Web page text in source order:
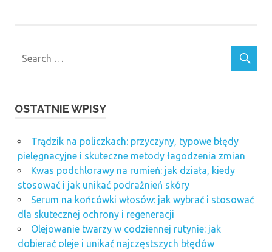
OSTATNIE WPISY
Trądzik na policzkach: przyczyny, typowe błędy
pielęgnacyjne i skuteczne metody łagodzenia zmian
Kwas podchlorawy na rumień: jak działa, kiedy
stosować i jak unikać podrażnień skóry
Serum na końcówki włosów: jak wybrać i stosować
dla skutecznej ochrony i regeneracji
Olejowanie twarzy w codziennej rutynie: jak
dobierać oleje i unikać najczęstszych błędów